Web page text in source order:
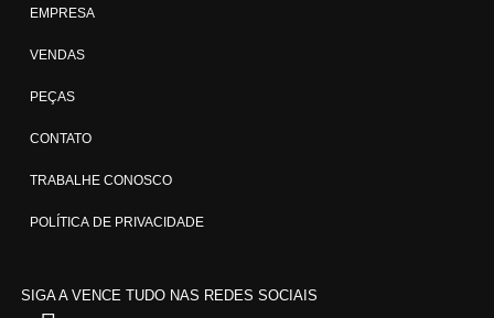
EMPRESA
VENDAS
PEÇAS
CONTATO
TRABALHE CONOSCO
POLÍTICA DE PRIVACIDADE
SIGA A VENCE TUDO NAS REDES SOCIAIS